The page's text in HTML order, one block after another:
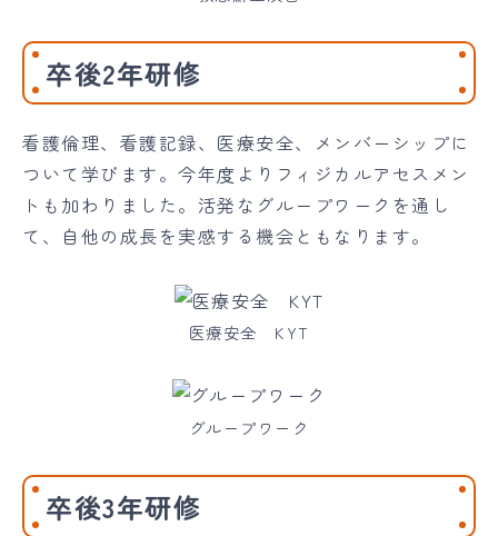
卒後2年研修
看護倫理、看護記録、医療安全、メンバーシップに
ついて学びます。今年度よりフィジカルアセスメン
トも加わりました。活発なグループワークを通し
て、自他の成長を実感する機会ともなります。
医療安全 KYT
グループワーク
卒後3年研修